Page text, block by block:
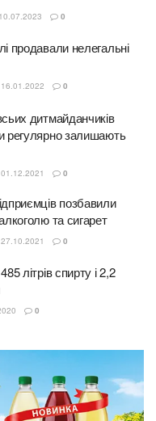
10.07.2023 0
продавали нелегальні
16.01.2022 0
дитмайданчиків
регулярно залишають
01.12.2021 0
позбавили
та сигарет
27.10.2021 0
літрів спирту і 2,2
0